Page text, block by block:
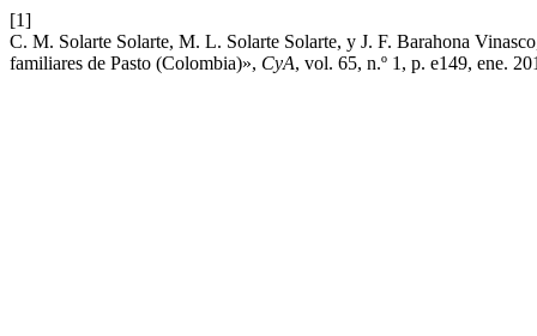
[1]
C. M. Solarte Solarte, M. L. Solarte Solarte, y J. F. Barahona
familiares de Pasto (Colombia)», CyA, vol. 65, n.º 1, p. e149, ene.